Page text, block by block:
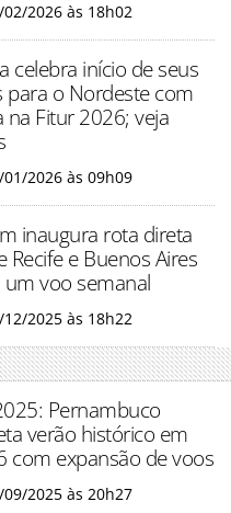
02/2026 às 18h02
celebra início de seus
para o Nordeste com
na Fitur 2026; veja
01/2026 às 09h09
inaugura rota direta
Recife e Buenos Aires
voo semanal
12/2025 às 18h22
Pernambuco
verão histórico em
com expansão de voos
09/2025 às 20h27